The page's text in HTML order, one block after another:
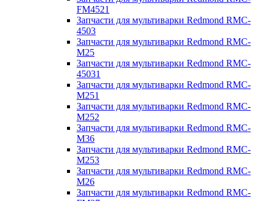
FM4521
Запчасти для мультиварки Redmond RMC-
4503
Запчасти для мультиварки Redmond RMC-
M25
Запчасти для мультиварки Redmond RMC-
45031
Запчасти для мультиварки Redmond RMC-
M251
Запчасти для мультиварки Redmond RMC-
M252
Запчасти для мультиварки Redmond RMC-
M36
Запчасти для мультиварки Redmond RMC-
M253
Запчасти для мультиварки Redmond RMC-
M26
Запчасти для мультиварки Redmond RMC-